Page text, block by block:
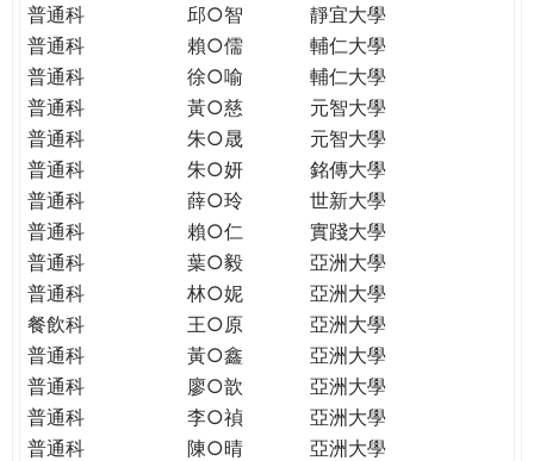
普通科
邱○智
靜宜大學
普通科
賴○儒
輔仁大學
普通科
徐○喻
輔仁大學
普通科
黃○慈
元智大學
普通科
朱○晟
元智大學
普通科
朱○妍
銘傳大學
普通科
薛○玲
世新大學
普通科
賴○仁
實踐大學
普通科
葉○毅
亞洲大學
普通科
林○妮
亞洲大學
餐飲科
王○原
亞洲大學
普通科
黃○鑫
亞洲大學
普通科
廖○歆
亞洲大學
普通科
李○禎
亞洲大學
普通科
陳○晴
亞洲大學